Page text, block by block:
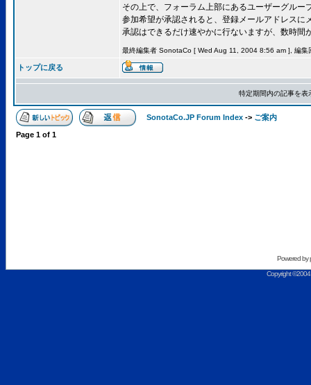
その上で、フォーラム上部にあるユーザーグル
参加希望が承認されると、登録メールアドレスに
承認はできるだけ速やかに行ないますが、数時
最終編集者 SonotaCo [ Wed Aug 11, 2004 8:56 am ], 編集
トップに戻る
特定期間内の記事を
SonotaCo.JP Forum Index -> ご案内
Page 1 of 1
Powered by
Copyright ©2004